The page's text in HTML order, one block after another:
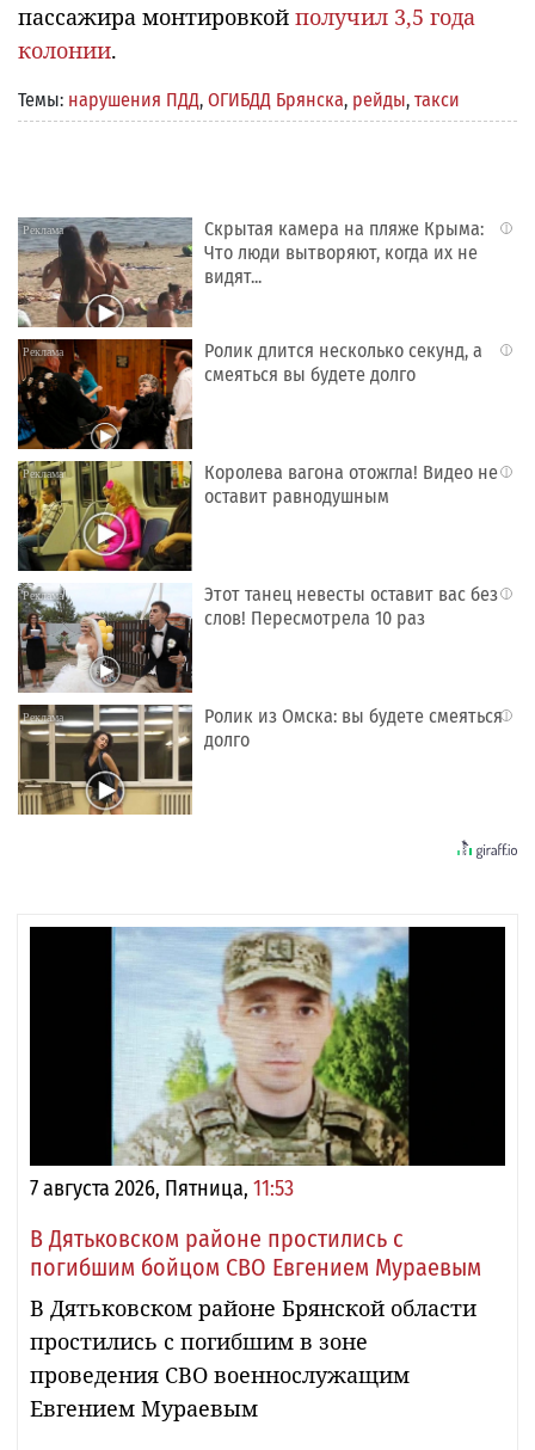
пассажира монтировкой получил 3,5 года
колонии.
Темы: нарушения ПДД, ОГИБДД Брянска, рейды, такси
i
Скрытая камера на пляже Крыма:
Что люди вытворяют, когда их не
видят...
i
Ролик длится несколько секунд, а
смеяться вы будете долго
i
Королева вагона отожгла! Видео не
оставит равнодушным
i
Этот танец невесты оставит вас без
слов! Пересмотрела 10 раз
i
Ролик из Омска: вы будете смеяться
долго
7 августа 2026, Пятница, 11:53
В Дятьковском районе простились с
погибшим бойцом СВО Евгением Мураевым
В Дятьковском районе Брянской области
простились с погибшим в зоне
проведения СВО военнослужащим
Евгением Мураевым